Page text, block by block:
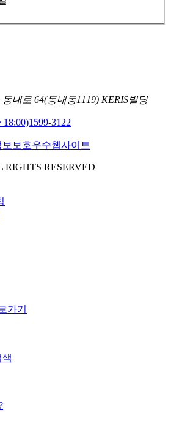
내로 64(동내동1119) KERIS빌딩
18:00)1599-3122
RIGHTS RESERVED
가기